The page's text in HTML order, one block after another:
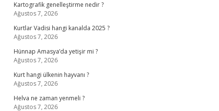
Kartografik genelleştirme nedir ?
Ağustos 7, 2026
Kurtlar Vadisi hangi kanalda 2025 ?
Ağustos 7, 2026
Hünnap Amasya’da yetişir mi ?
Ağustos 7, 2026
Kurt hangi ülkenin hayvanı ?
Ağustos 7, 2026
Helva ne zaman yenmeli ?
Ağustos 7, 2026